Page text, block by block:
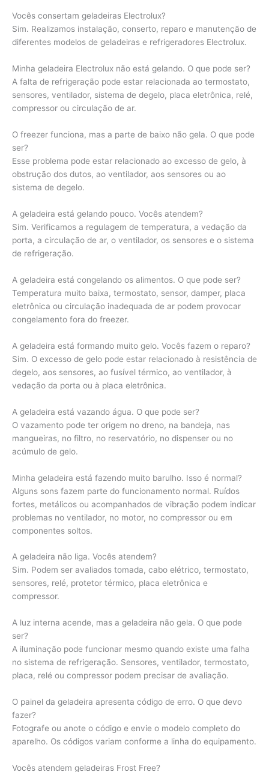
Vocês consertam geladeiras Electrolux?
Sim. Realizamos instalação, conserto, reparo e manutenção de
diferentes modelos de geladeiras e refrigeradores Electrolux.
Minha geladeira Electrolux não está gelando. O que pode ser?
A falta de refrigeração pode estar relacionada ao termostato,
sensores, ventilador, sistema de degelo, placa eletrônica, relé,
compressor ou circulação de ar.
O freezer funciona, mas a parte de baixo não gela. O que pode
ser?
Esse problema pode estar relacionado ao excesso de gelo, à
obstrução dos dutos, ao ventilador, aos sensores ou ao
sistema de degelo.
A geladeira está gelando pouco. Vocês atendem?
Sim. Verificamos a regulagem de temperatura, a vedação da
porta, a circulação de ar, o ventilador, os sensores e o sistema
de refrigeração.
A geladeira está congelando os alimentos. O que pode ser?
Temperatura muito baixa, termostato, sensor, damper, placa
eletrônica ou circulação inadequada de ar podem provocar
congelamento fora do freezer.
A geladeira está formando muito gelo. Vocês fazem o reparo?
Sim. O excesso de gelo pode estar relacionado à resistência de
degelo, aos sensores, ao fusível térmico, ao ventilador, à
vedação da porta ou à placa eletrônica.
A geladeira está vazando água. O que pode ser?
O vazamento pode ter origem no dreno, na bandeja, nas
mangueiras, no filtro, no reservatório, no dispenser ou no
acúmulo de gelo.
Minha geladeira está fazendo muito barulho. Isso é normal?
Alguns sons fazem parte do funcionamento normal. Ruídos
fortes, metálicos ou acompanhados de vibração podem indicar
problemas no ventilador, no motor, no compressor ou em
componentes soltos.
A geladeira não liga. Vocês atendem?
Sim. Podem ser avaliados tomada, cabo elétrico, termostato,
sensores, relé, protetor térmico, placa eletrônica e
compressor.
A luz interna acende, mas a geladeira não gela. O que pode
ser?
A iluminação pode funcionar mesmo quando existe uma falha
no sistema de refrigeração. Sensores, ventilador, termostato,
placa, relé ou compressor podem precisar de avaliação.
O painel da geladeira apresenta código de erro. O que devo
fazer?
Fotografe ou anote o código e envie o modelo completo do
aparelho. Os códigos variam conforme a linha do equipamento.
Vocês atendem geladeiras Frost Free?